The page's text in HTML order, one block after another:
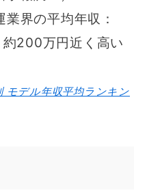
界の平均年収：
200万円近く高い
デル年収平均ランキン